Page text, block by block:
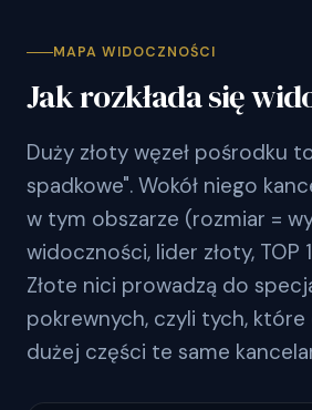
MAPA WIDOCZNOŚCI
Jak rozkłada się
Duży złoty węzeł pośrodku
spadkowe". Wokół niego
w tym obszarze (rozmiar =
widoczności, lider złoty, TOP
Złote nici prowadzą do
pokrewnych, czyli tych, które
dużej części te same